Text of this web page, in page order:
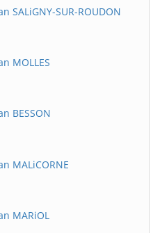
SALiGNY-SUR-ROUDON
MOLLES
BESSON
MALiCORNE
MARiOL